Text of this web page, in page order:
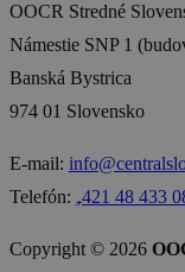
OOCR Stredné
Námestie SNP 1
Banská Bystrica
974 01 Slovensko
E-mail:
Telefón: ₊421 48 433
Copyright © 2026